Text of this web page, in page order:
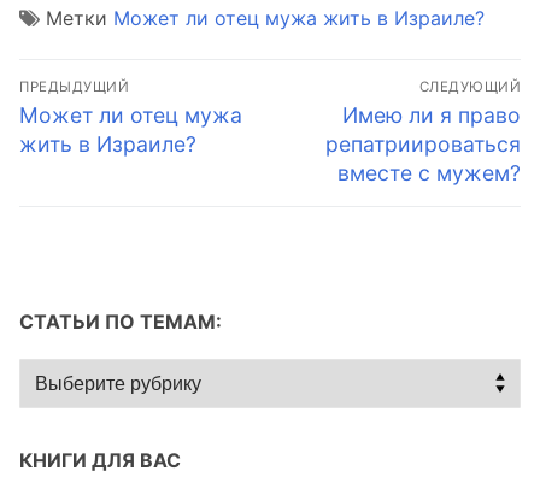
Метки Может ли отец мужа жить в Израиле?
Навигация
по
записям
ПРЕДЫДУЩИЙ
Предыдущая
запись:
Может ли отец мужа
жить в Израиле?
СЛЕДУЮЩИЙ
Следующая
запись:
Имею ли я право
репатриироваться
вместе с мужем?
СТАТЬИ ПО ТЕМАМ:
Статьи
по
КНИГИ ДЛЯ ВАС